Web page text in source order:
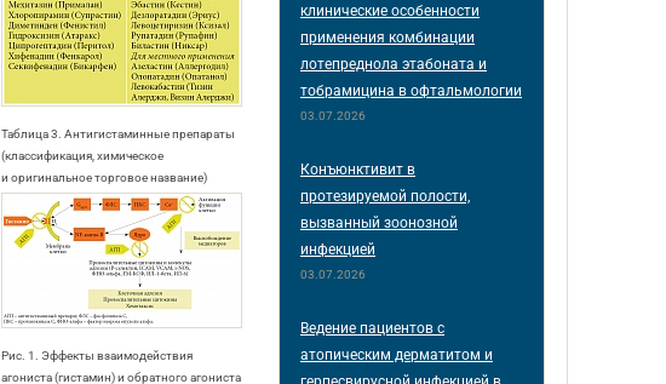
Таблица 3. Антигистаминные препараты
(классификация, химическое
и оригинальное торговое название)
Рис. 1. Эффекты взаимодействия
агониста (гистамин) и обратного агониста
клинические особенности
применения комбинации
лотепреднола этабоната и
тобрамицина в офтальмологии
03.07.2026
Конъюнктивит в
протезируемой полости,
вызванный зоонозной
инфекцией
03.07.2026
Ведение пациентов с
атопическим дерматитом и